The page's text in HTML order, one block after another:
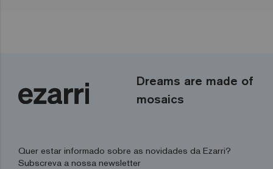
Dreams are made of
mosaics
Quer estar informado sobre as novidades da Ezarri?
Subscreva a nossa newsletter